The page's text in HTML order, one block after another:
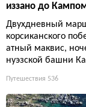
иззано до
Двухдневный
корсиканского
атный маквис,
нуэзской башни
Путешествия 536